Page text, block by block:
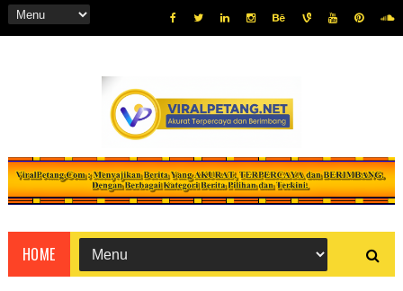
HOME